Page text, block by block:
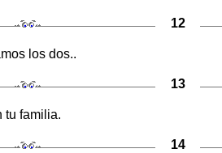
12
los dos..
13
tu familia.
14